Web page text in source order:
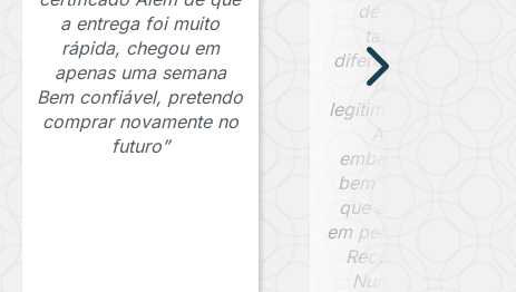
a entrega foi muito
rápida, chegou em
apenas uma semana
Bem confiável, pretendo
comprar novamente no
futuro”
de autenticidade
também foi um
diferencial
reforçando a
legitimidade da
embalagem foi muito
bem feita,
que a peça chegasse
em perfeitas
Recomendo a Jafet
Numismática para